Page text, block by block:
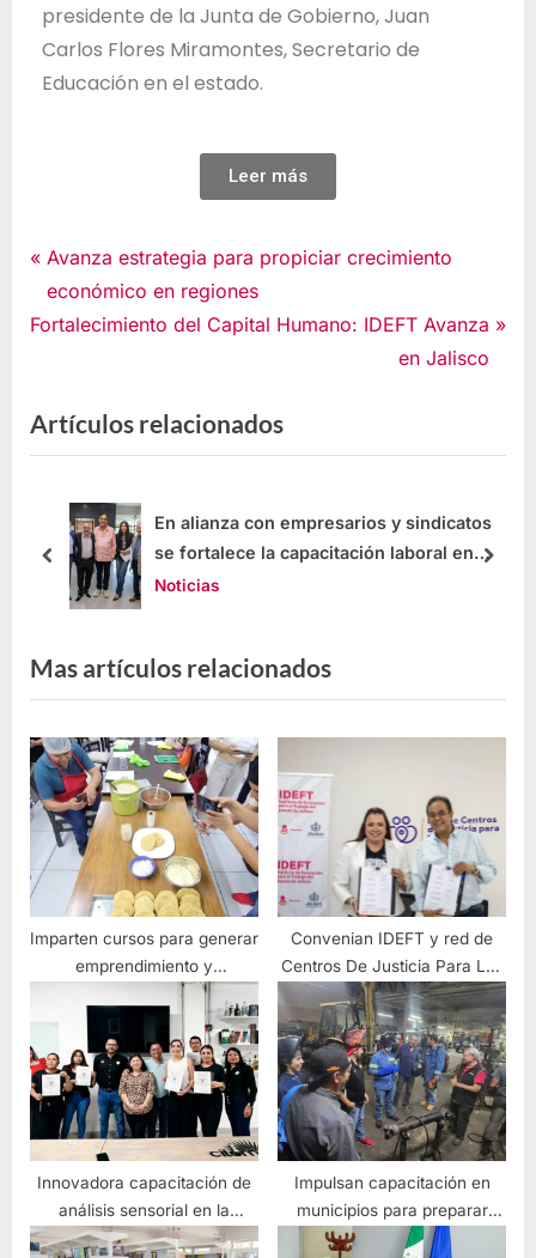
presidente de la Junta de Gobierno, Juan
Carlos Flores Miramontes, Secretario de
Educación en el estado.
Leer más
Noticias
Avanza estrategia para propiciar crecimiento
económico en regiones
Fortalecimiento del Capital Humano: IDEFT Avanza
en Jalisco
Artículos relacionados
y sindicatos
laboral en
Busca IDEFT capacitar
productividad en el sur
Mas artículos relacionados
Imparten cursos para generar
emprendimiento y
autoempleo
Convenian IDEFT y red de
Centros De Justicia Para Las
Mujeres impulso a la
productividad
Innovadora capacitación de
análisis sensorial en la
industria tequilera
Impulsan capacitación en
municipios para preparar
soldadores en general